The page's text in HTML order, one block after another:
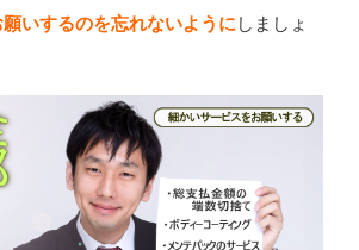
いするのを忘れないように しましょ